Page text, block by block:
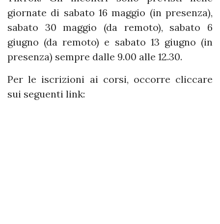
giornate di sabato 16 maggio (in presenza),
sabato 30 maggio (da remoto), sabato 6
giugno (da remoto) e sabato 13 giugno (in
presenza) sempre dalle 9.00 alle 12.30.
Per le iscrizioni ai corsi, occorre cliccare
sui seguenti link: